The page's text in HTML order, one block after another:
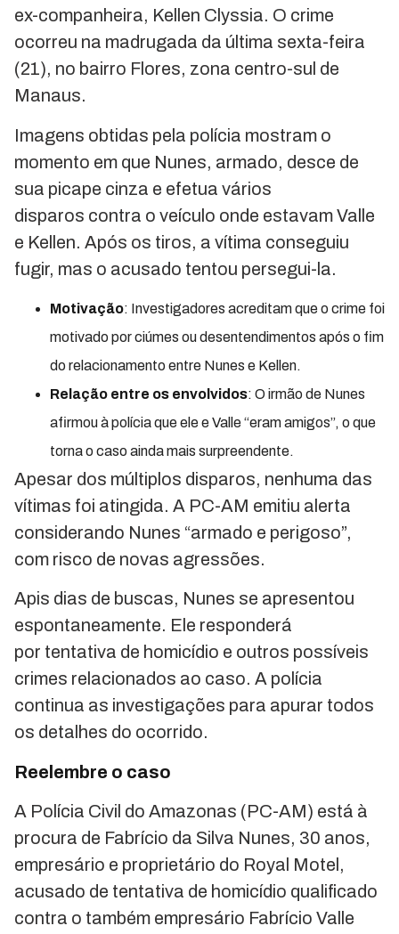
ex-companheira, Kellen Clyssia. O crime
ocorreu na madrugada da última sexta-feira
(21), no bairro Flores, zona centro-sul de
Manaus.
Imagens obtidas pela polícia mostram o
momento em que Nunes, armado, desce de
sua picape cinza e efetua vários
disparos contra o veículo onde estavam Valle
e Kellen. Após os tiros, a vítima conseguiu
fugir, mas o acusado tentou persegui-la.
Motivação: Investigadores acreditam que o crime foi
motivado por ciúmes ou desentendimentos após o fim
do relacionamento entre Nunes e Kellen.
Relação entre os envolvidos: O irmão de Nunes
afirmou à polícia que ele e Valle “eram amigos”, o que
torna o caso ainda mais surpreendente.
Apesar dos múltiplos disparos, nenhuma das
vítimas foi atingida. A PC-AM emitiu alerta
considerando Nunes “armado e perigoso”,
com risco de novas agressões.
Apis dias de buscas, Nunes se apresentou
espontaneamente. Ele responderá
por tentativa de homicídio e outros possíveis
crimes relacionados ao caso. A polícia
continua as investigações para apurar todos
os detalhes do ocorrido.
Reelembre o caso
A Polícia Civil do Amazonas (PC-AM) está à
procura de Fabrício da Silva Nunes, 30 anos,
empresário e proprietário do Royal Motel,
acusado de tentativa de homicídio qualificado
contra o também empresário Fabrício Valle